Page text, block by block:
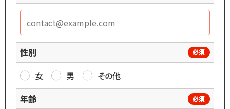
性別 必須
女 男
その他
年齢
必須